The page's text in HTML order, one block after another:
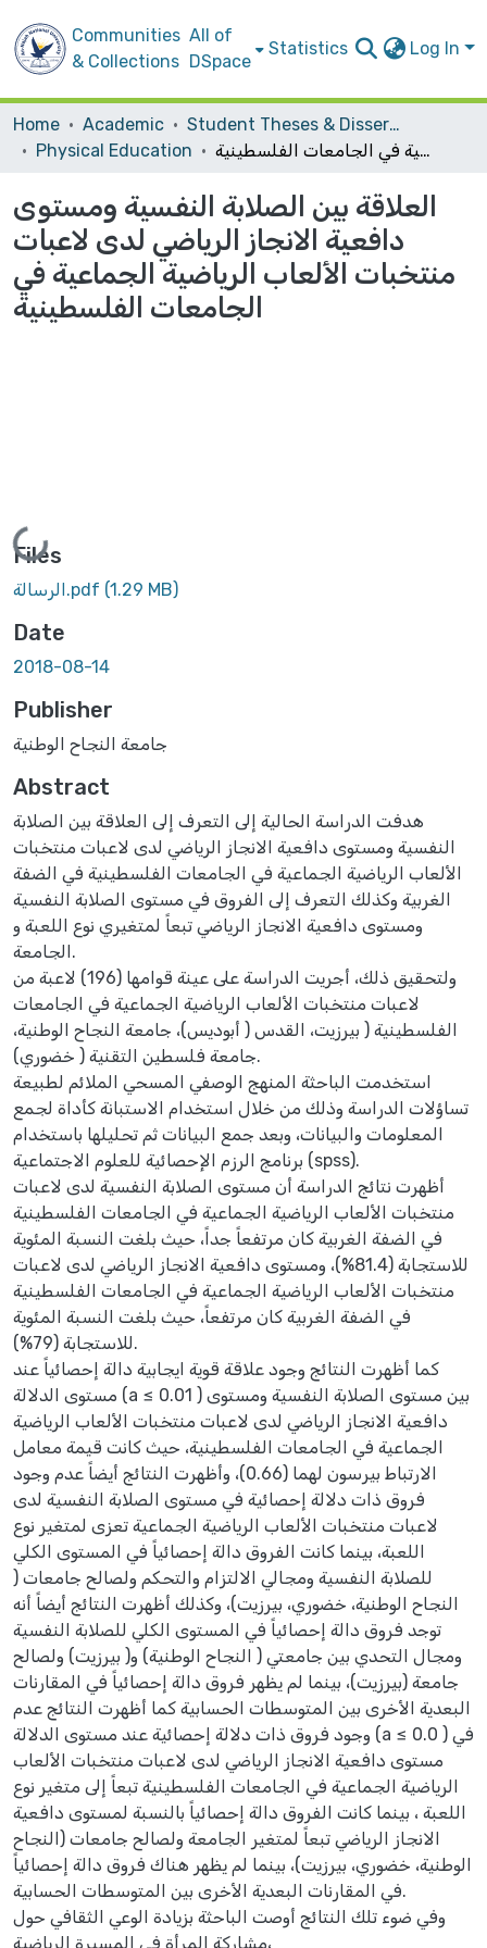
Communities
& Collections
All of
DSpace
Statistics Log In
Home Academic
Student Theses & Dissertations
Physical Education
العلاقة بين الصلابة النفسية ومستوى دافعية الانجاز الرياضي لدى لاعبات منتخبات الألعاب الرياضية الجماعية في الجامعات الفلسطينية
العلاقة بين الصلابة النفسية ومستوى
دافعية الانجاز الرياضي لدى لاعبات
منتخبات الألعاب الرياضية الجماعية في
الجامعات الفلسطينية
Loading...
Files
الرسالة.pdf (1.29 MB)
Date
2018-08-14
Publisher
جامعة النجاح الوطنية
Abstract
هدفت الدراسة الحالية إلى التعرف إلى العلاقة بين الصلابة
النفسية ومستوى دافعية الانجاز الرياضي لدى لاعبات منتخبات
الألعاب الرياضية الجماعية في الجامعات الفلسطينية في الضفة
الغربية وكذلك التعرف إلى الفروق في مستوى الصلابة النفسية
ومستوى دافعية الانجاز الرياضي تبعاً لمتغيري نوع اللعبة و
الجامعة.
ولتحقيق ذلك، أجريت الدراسة على عينة قوامها (196) لاعبة من
لاعبات منتخبات الألعاب الرياضية الجماعية في الجامعات
الفلسطينية ( بيرزيت، القدس ( أبوديس)، جامعة النجاح الوطنية،
جامعة فلسطين التقنية ( خضوري).
استخدمت الباحثة المنهج الوصفي المسحي الملائم لطبيعة
تساؤلات الدراسة وذلك من خلال استخدام الاستبانة كأداة لجمع
المعلومات والبيانات، وبعد جمع البيانات ثم تحليلها باستخدام
برنامج الرزم الإحصائية للعلوم الاجتماعية (spss).
أظهرت نتائج الدراسة أن مستوى الصلابة النفسية لدى لاعبات
منتخبات الألعاب الرياضية الجماعية في الجامعات الفلسطينية
في الضفة الغربية كان مرتفعاً جداً، حيث بلغت النسبة المئوية
للاستجابة (81.4%)، ومستوى دافعية الانجاز الرياضي لدى لاعبات
منتخبات الألعاب الرياضية الجماعية في الجامعات الفلسطينية
في الضفة الغربية كان مرتفعاً، حيث بلغت النسبة المئوية
للاستجابة (79%).
كما أظهرت النتائج وجود علاقة قوية ايجابية دالة إحصائياً عند
مستوى الدلالة (a ≤ 0.01 ) بين مستوى الصلابة النفسية ومستوى
دافعية الانجاز الرياضي لدى لاعبات منتخبات الألعاب الرياضية
الجماعية في الجامعات الفلسطينية، حيث كانت قيمة معامل
الارتباط بيرسون لهما (0.66)، وأظهرت النتائج أيضاً عدم وجود
فروق ذات دلالة إحصائية في مستوى الصلابة النفسية لدى
لاعبات منتخبات الألعاب الرياضية الجماعية تعزى لمتغير نوع
اللعبة، بينما كانت الفروق دالة إحصائياً في المستوى الكلي
للصلابة النفسية ومجالي الالتزام والتحكم ولصالح جامعات (
النجاح الوطنية، خضوري، بيرزيت)، وكذلك أظهرت النتائج أيضاً أنه
توجد فروق دالة إحصائياً في المستوى الكلي للصلابة النفسية
ومجال التحدي بين جامعتي ( النجاح الوطنية) و( بيرزيت) ولصالح
جامعة (بيرزيت)، بينما لم يظهر فروق دالة إحصائياً في المقارنات
البعدية الأخرى بين المتوسطات الحسابية كما أظهرت النتائج عدم
وجود فروق ذات دلالة إحصائية عند مستوى الدلالة (a ≤ 0.0 ) في
مستوى دافعية الانجاز الرياضي لدى لاعبات منتخبات الألعاب
الرياضية الجماعية في الجامعات الفلسطينية تبعاً إلى متغير نوع
اللعبة ، بينما كانت الفروق دالة إحصائياً بالنسبة لمستوى دافعية
الانجاز الرياضي تبعاً لمتغير الجامعة ولصالح جامعات (النجاح
الوطنية، خضوري، بيرزيت)، بينما لم يظهر هناك فروق دالة إحصائياً
في المقارنات البعدية الأخرى بين المتوسطات الحسابية.
وفي ضوء تلك النتائج أوصت الباحثة بزيادة الوعي الثقافي حول
مشاركة المرأة في المسيرة الرياضية،